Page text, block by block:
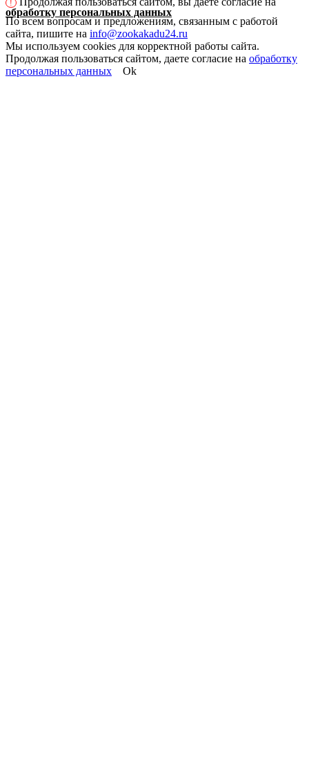
!
обработку персональных данных
По всем вопросам и предложениям, связанным с работой
сайта, пишите на info@zookakadu24.ru
Мы используем cookies для корректной работы сайта.
Продолжая пользоваться сайтом, даете согласие на обработку
персональных данных
Ok